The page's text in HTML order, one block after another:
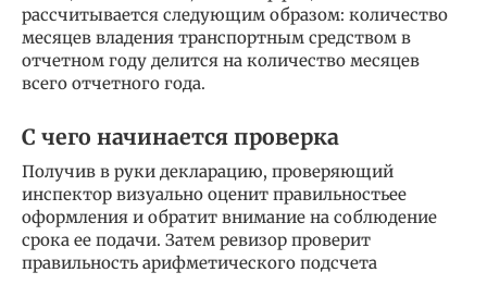
рассчитывается следующим образом: количество
месяцев владения транспортным средством в
отчетном году делится на количество месяцев
всего отчетного года.
С чего начинается проверка
Получив в руки декларацию, проверяющий
инспектор визуально оценит правильностьее
оформления и обратит внимание на соблюдение
срока ее подачи. Затем ревизор проверит
правильность арифметического подсчета